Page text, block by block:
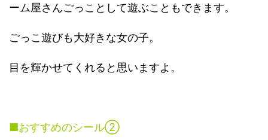
ーム屋さんごっことして遊ぶこともできます。
ごっこ遊びも大好きな女の子。
目を輝かせてくれると思いますよ。
■おすすめのシール②